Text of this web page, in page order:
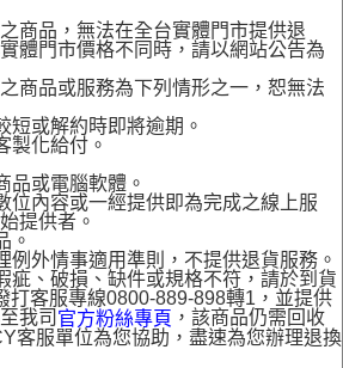
商品，無法在全台實體門市提供退
體門市價格不同時，請以網站公告為
商品或服務為下列情形之一，恕無法
短或解約時即將逾期。
製化給付。
品或電腦軟體。
位內容或一經提供即為完成之線上服
提供者。
。
例外情事適用準則，不提供退貨服務。
疵、破損、缺件或規格不符，請於到貨
打客服專線0800-889-898轉1，並提供
我司 官方粉絲專頁 ，該商品仍需回收
客服單位為您協助，盡速為您辦理退換